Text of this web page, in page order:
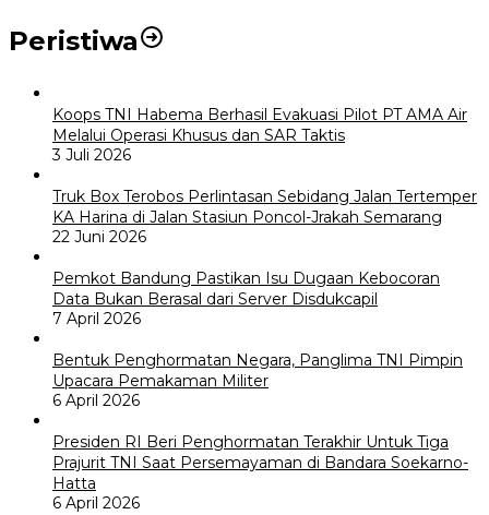
Peristiwa
Koops TNI Habema Berhasil Evakuasi Pilot PT AMA Air
Melalui Operasi Khusus dan SAR Taktis
3 Juli 2026
Truk Box Terobos Perlintasan Sebidang Jalan Tertemper
KA Harina di Jalan Stasiun Poncol-Jrakah Semarang
22 Juni 2026
Pemkot Bandung Pastikan Isu Dugaan Kebocoran
Data Bukan Berasal dari Server Disdukcapil
7 April 2026
Bentuk Penghormatan Negara, Panglima TNI Pimpin
Upacara Pemakaman Militer
6 April 2026
Presiden RI Beri Penghormatan Terakhir Untuk Tiga
Prajurit TNI Saat Persemayaman di Bandara Soekarno-
Hatta
6 April 2026